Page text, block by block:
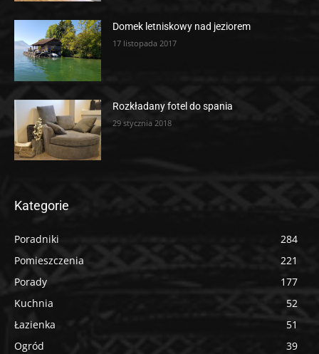
Domek letniskowy nad jeziorem
17 listopada 2017
Rozkładany fotel do spania
29 stycznia 2018
Kategorie
Poradniki
284
Pomieszczenia
221
Porady
177
Kuchnia
52
Łazienka
51
Ogród
39